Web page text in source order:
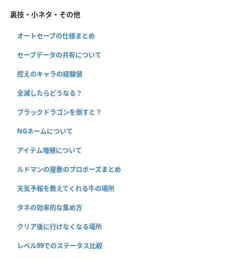
裏技・小ネタ・その他
オートセーブの仕様まとめ
セーブデータの共有について
控えのキャラの経験値
全滅したらどうなる？
ブラックドラゴンを倒すと？
NGネームについて
アイテム増殖について
ルドマンの屋敷のプロポーズまとめ
天気予報を教えてくれる牛の場所
タネの効率的な集め方
クリア後に行けなくなる場所
レベル99でのステータス比較